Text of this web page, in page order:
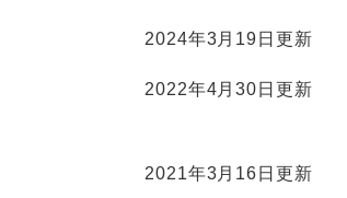
2024年3月19日更新
2022年4月30日更新
2021年3月16日更新